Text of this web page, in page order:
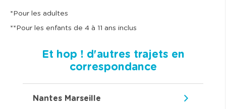
*Pour les adultes
**Pour les enfants de 4 à 11 ans inclus
Et hop ! d'autres trajets en
correspondance
Nantes Marseille